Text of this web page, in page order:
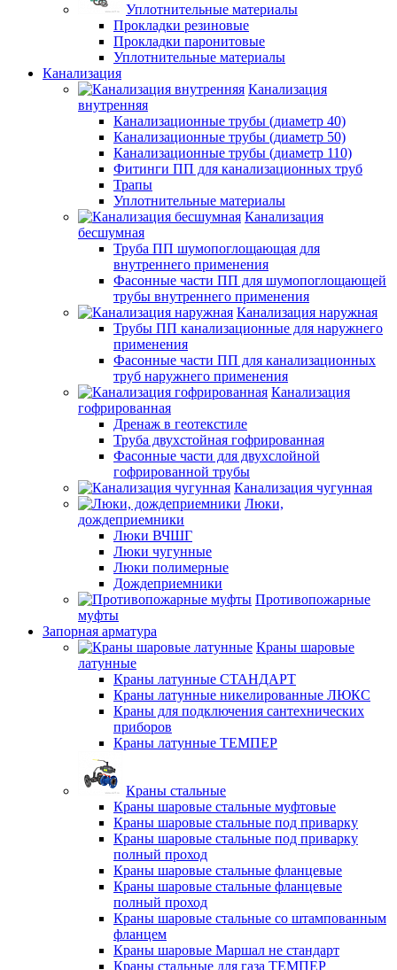
Уплотнительные материалы
Прокладки резиновые
Прокладки паронитовые
Уплотнительные материалы
Канализация
Канализация
внутренняя
Канализационные трубы (диаметр 40)
Канализационные трубы (диаметр 50)
Канализационные трубы (диаметр 110)
Фитинги ПП для канализационных труб
Трапы
Уплотнительные материалы
Канализация
бесшумная
Труба ПП шумопоглощающая для
внутреннего применения
Фасонные части ПП для шумопоглощающей
трубы внутреннего применения
Канализация наружная
Трубы ПП канализационные для наружнего
применения
Фасонные части ПП для канализационных
труб наружнего применения
Канализация
гофрированная
Дренаж в геотекстиле
Труба двухстойная гофрированная
Фасонные части для двухслойной
гофрированной трубы
Канализация чугунная
Люки,
дождеприемники
Люки ВЧШГ
Люки чугунные
Люки полимерные
Дождеприемники
Противопожарные
муфты
Запорная арматура
Краны шаровые
латунные
Краны латунные СТАНДАРТ
Краны латунные никелированные ЛЮКС
Краны для подключения сантехнических
приборов
Краны латунные ТЕМПЕР
Краны стальные
Краны шаровые стальные муфтовые
Краны шаровые стальные под приварку
Краны шаровые стальные под приварку
полный проход
Краны шаровые стальные фланцевые
Краны шаровые стальные фланцевые
полный проход
Краны шаровые стальные со штампованным
фланцем
Краны шаровые Маршал не стандарт
Краны стальные для газа ТЕМПЕР